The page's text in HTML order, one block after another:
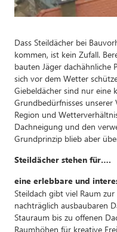
Dass Steildächer bei
kommen, ist kein Zufall.
bauten Jäger dachähnliche
sich vor dem Wetter
Giebeldächer sind nur eine
Grundbedürfnisses unserer
Region und
Dachneigung und den
Grundprinzip blieb aber
Steildächer stehen für….
eine erlebbare und
Steildach gibt viel Raum
nachträglich ausbaubaren
Stauraum bis zu offenen
Raumhöhen für kreative